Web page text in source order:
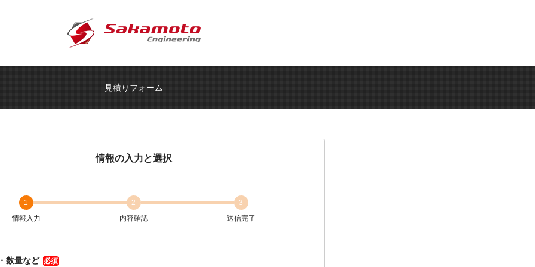
見積りフォーム
情報の入力と選択
1
情報入力
2
内容確認
3
送信完了
数量など 必須